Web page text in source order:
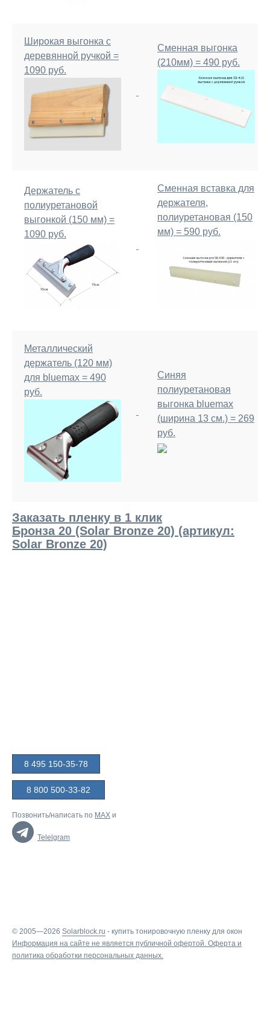
Широкая выгонка с
деревянной ручкой =
1090 руб.
Сменная выгонка
(210мм) = 490 руб.
Держатель с
полиуретановой
выгонкой (150 мм) =
1090 руб.
Сменная вставка для
держателя,
полиуретановая (150
мм) = 590 руб.
Металлический
держатель (120 мм)
для bluemax = 490
руб.
Синяя
полиуретановая
выгонка bluemax
(ширина 13 см.) = 269
руб.
Заказать пленку в 1 клик
Бронза 20 (Solar Bronze 20) (артикул:
Solar Bronze 20)
8 495 150-35-78
8 800 500-33-82
Позвонить/написать по MAX и
Telelgram
© 2005—2026 Solarblock.ru - купить тонировочную пленку для окон
Информация на сайте не является публичной офертой. Оферта и
политика обработки персональных данных.